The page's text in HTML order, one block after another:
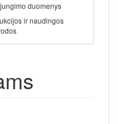
duomenys
ir naudingos